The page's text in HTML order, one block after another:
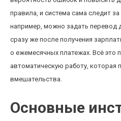
правила, и система сама следит
например, можно задать перевод
сразу же после получения
о ежемесячных платежах. Всё это
автоматическую работу, которая
вмешательства.
Основные